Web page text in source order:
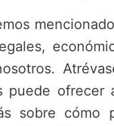
puede ofrecer
sobre cómo